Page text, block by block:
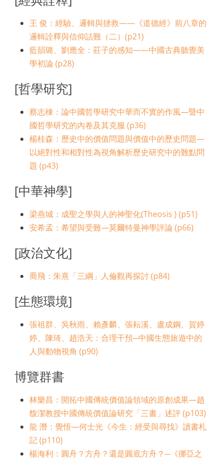
王 俊：經驗、邏輯與拯救——《道德經》前八章的
邏輯詮釋與信仰詰難（二）(p21)
藍韻璐、劉應全：莊子的感知——中國古典聽覺美
學初論 (p28)
[哲學研究]
蔡志棟：論中國哲學研究中華而不實的作風—暨中
國哲學研究的內卷及其克服 (p36)
楊桂森：歷史中的價值問題與價值中的歷史問題—
以絕對性和相對性為視角解析歷史研究中的難點問
題 (p43)
[中華神學]
梁燕城：成聖之學與人的神聖化(Theosis ) (p51)
安希孟：希望與受難—莫爾特曼神學評論 (p66)
[政治文化]
喬飛：朱熹「三綱」人倫觀再探討 (p84)
[生態環境]
張祖群、吳秋雨、賴彥麟、張耘溪、盧成鋼、賀婷
婷、陳琦、趙浩天：合理干預─中國生態旅遊中的
人與動物視角 (p90)
博覽群書
林樂昌：開拓中國傳統價值論領域的原創成果—趙
馥潔教授中國傳統價值論研究「三書」述評 (p103)
龍 潛：覺悟—何士光《今生：經受與尋找》讀書札
記 (p110)
楊海利：圓舟？方舟？還是圓底方舟？─《挪亞之